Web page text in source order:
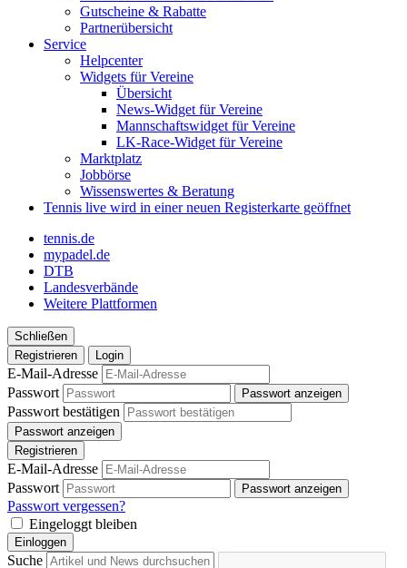
Gutscheine & Rabatte
Partnerübersicht
Service
Helpcenter
Widgets für Vereine
Übersicht
News-Widget für Vereine
Mannschaftswidget für Vereine
LK-Race-Widget für Vereine
Marktplatz
Jobbörse
Wissenswertes & Beratung
Tennis live wird in einer neuen Registerkarte geöffnet
tennis.de
mypadel.de
DTB
Landesverbände
Weitere Plattformen
Schließen
Registrieren
Login
E-Mail-Adresse
Passwort
Passwort anzeigen
Passwort bestätigen
Passwort anzeigen
Registrieren
E-Mail-Adresse
Passwort
Passwort anzeigen
Passwort vergessen?
Eingeloggt bleiben
Einloggen
Suche